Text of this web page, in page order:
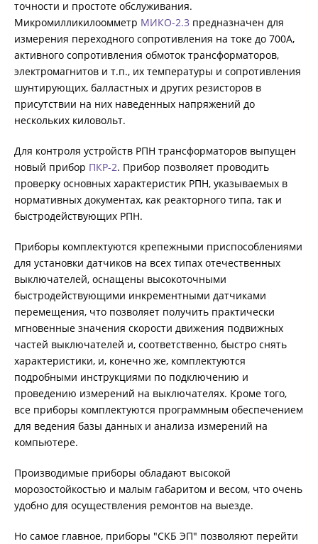
точности и простоте обслуживания.
Микромилликилоомметр МИКО-2.3 предназначен для
измерения переходного сопротивления на токе до 700А,
активного сопротивления обмоток трансформаторов,
электромагнитов и т.п., их температуры и сопротивления
шунтирующих, балластных и других резисторов в
присутствии на них наведенных напряжений до
нескольких киловольт.
Для контроля устройств РПН трансформаторов выпущен
новый прибор ПКР-2. Прибор позволяет проводить
проверку основных характеристик РПН, указываемых в
нормативных документах, как реакторного типа, так и
быстродействующих РПН.
Приборы комплектуются крепежными приспособлениями
для установки датчиков на всех типах отечественных
выключателей, оснащены высокоточными
быстродействующими инкрементными датчиками
перемещения, что позволяет получить практически
мгновенные значения скорости движения подвижных
частей выключателей и, соответственно, быстро снять
характеристики, и, конечно же, комплектуются
подробными инструкциями по подключению и
проведению измерений на выключателях. Кроме того,
все приборы комплектуются программным обеспечением
для ведения базы данных и анализа измерений на
компьютере.
Производимые приборы обладают высокой
морозостойкостью и малым габаритом и весом, что очень
удобно для осуществления ремонтов на выезде.
Но самое главное, приборы "СКБ ЭП" позволяют перейти